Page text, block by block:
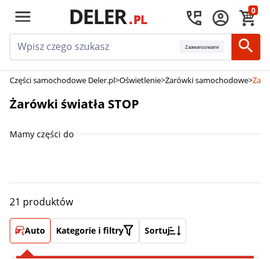
0
Zaawansowane
Części samochodowe Deler.pl>Oświetlenie>Żarówki samochodowe>
Żarówki światła STOP
Mamy części do
21 produktów
Auto Kategorie i filtry Sortuj